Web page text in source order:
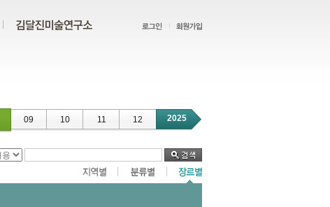
09 10 11 12 2025